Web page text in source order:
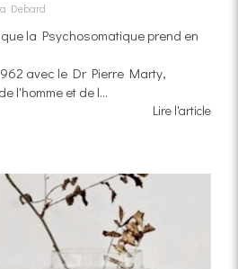
Debard
la Psychosomatique prend en
avec le Dr Pierre Marty,
l'homme et de l...
Lire l'article